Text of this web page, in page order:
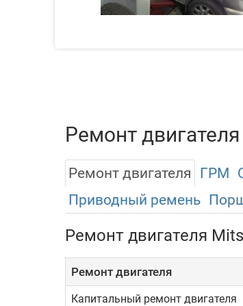
Ремонт
Ремонт двигателя ГРМ
Приводный ремень
Ремонт двигателя
Ремонт двигателя
Капитальный ремонт двигателя